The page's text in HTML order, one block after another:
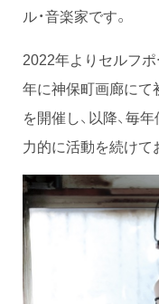
ル・音楽家です。
2022年よりセルフ
年に神保町画廊にて
を開催し、以降、毎
力的に活動を続けて